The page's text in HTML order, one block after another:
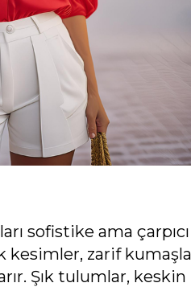
sofistike ama çarpıcı
kesimler, zarif
Şık tulumlar, keskin